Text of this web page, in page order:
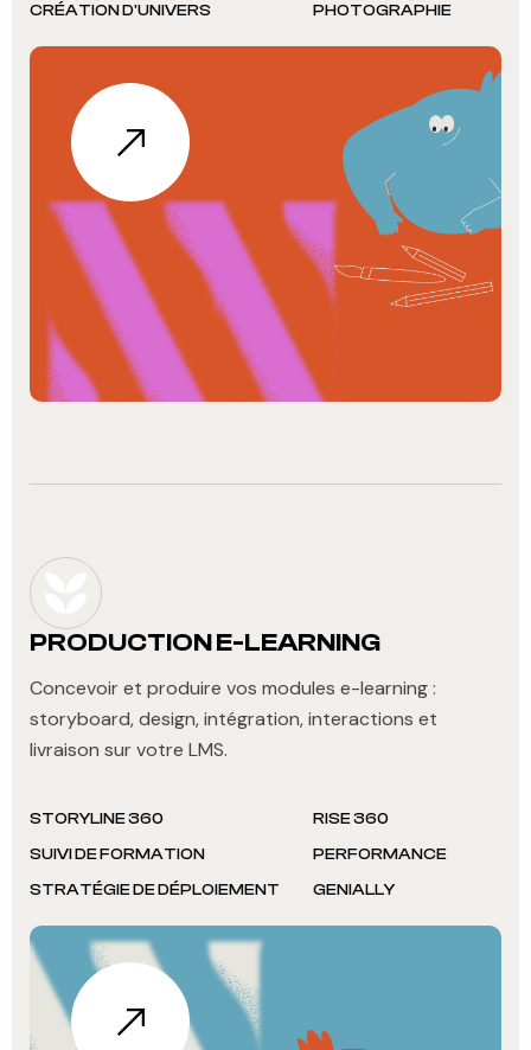
CRÉATION D'UNIVERS
PHOTOGRAPHIE
PRODUCTION E-LEARNING
Concevoir et produire vos modules e-learning :
storyboard, design, intégration, interactions et
livraison sur votre LMS.
STORYLINE 360
RISE 360
SUIVI DE FORMATION
PERFORMANCE
STRATÉGIE DE DÉPLOIEMENT
GENIALLY